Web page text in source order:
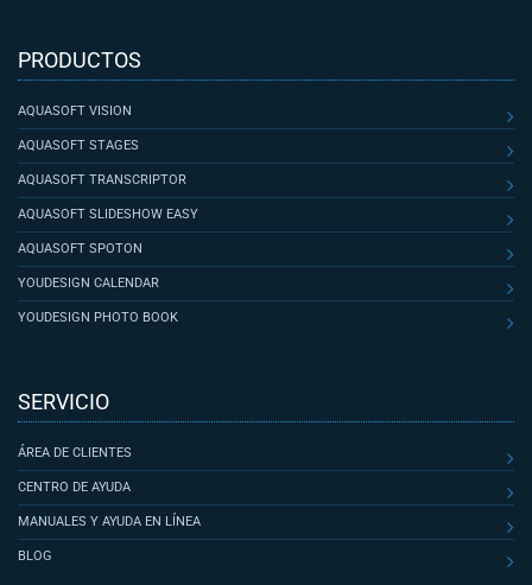
PRODUCTOS
AQUASOFT VISION
AQUASOFT STAGES
AQUASOFT TRANSCRIPTOR
AQUASOFT SLIDESHOW EASY
AQUASOFT SPOTON
YOUDESIGN CALENDAR
YOUDESIGN PHOTO BOOK
SERVICIO
ÁREA DE CLIENTES
CENTRO DE AYUDA
MANUALES Y AYUDA EN LÍNEA
BLOG